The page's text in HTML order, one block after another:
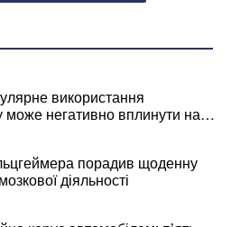
використання
може негативно вплинути на
порадив щоденну
діяльності